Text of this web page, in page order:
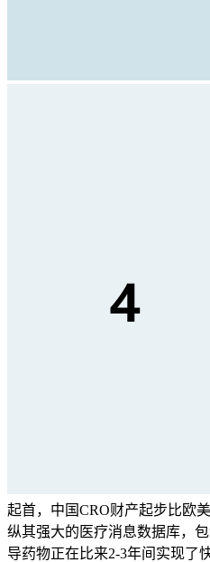
起首，中国CRO财产起步比欧
纵其强大的医疗消息数据库，
导药物正在比来2-3年间实现了